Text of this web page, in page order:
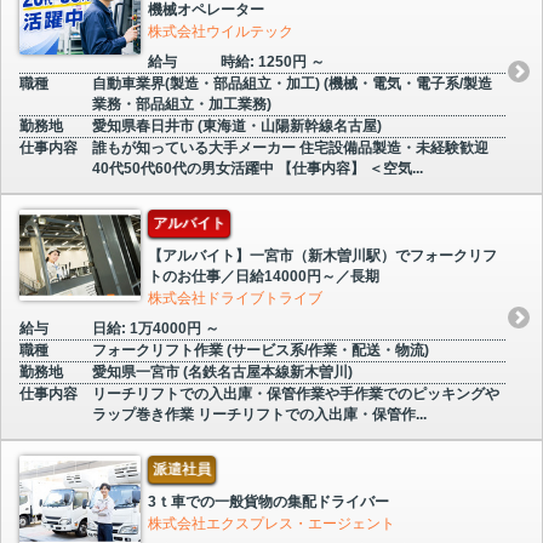
機械オペレーター
株式会社ウイルテック
給与
時給: 1250円 ～
職種
自動車業界(製造・部品組立・加工) (機械・電気・電子系/製造
業務・部品組立・加工業務)
勤務地
愛知県春日井市 (東海道・山陽新幹線名古屋)
仕事内容
誰もが知っている大手メーカー 住宅設備品製造・未経験歓迎
40代50代60代の男女活躍中 【仕事内容】 ＜空気...
アルバイト
【アルバイト】一宮市（新木曽川駅）でフォークリフ
トのお仕事／日給14000円～／長期
株式会社ドライブトライブ
給与
日給: 1万4000円 ～
職種
フォークリフト作業 (サービス系/作業・配送・物流)
勤務地
愛知県一宮市 (名鉄名古屋本線新木曽川)
仕事内容
リーチリフトでの入出庫・保管作業や手作業でのピッキングや
ラップ巻き作業 リーチリフトでの入出庫・保管作...
派遣社員
3ｔ車での一般貨物の集配ドライバー
株式会社エクスプレス・エージェント